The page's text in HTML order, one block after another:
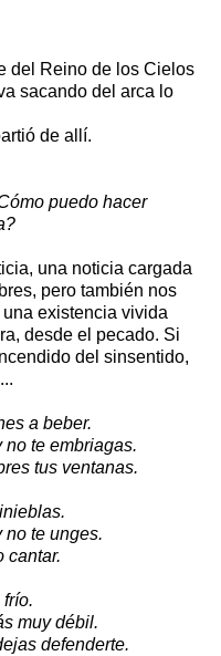
del Reino de los Cielos
sacando del arca lo
de allí.
puedo hacer
una noticia cargada
pero también nos
existencia vivida
desde el pecado. Si
del sinsentido,
a beber.
te embriagas.
tus ventanas.
no te unges.
cantar.
muy débil.
defenderte.